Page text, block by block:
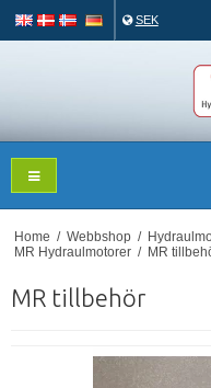
SEK
Home / Webbshop /
MR Hydraulmotorer / MR
MR tillbehör